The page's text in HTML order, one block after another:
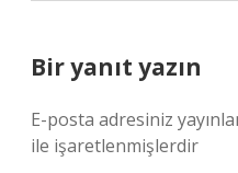
Bir yanıt yazın
E-posta adresiniz
ile işaretlenmişlerdir